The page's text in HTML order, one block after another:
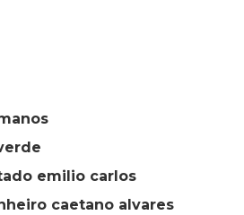
emilio carlos
caetano alvares